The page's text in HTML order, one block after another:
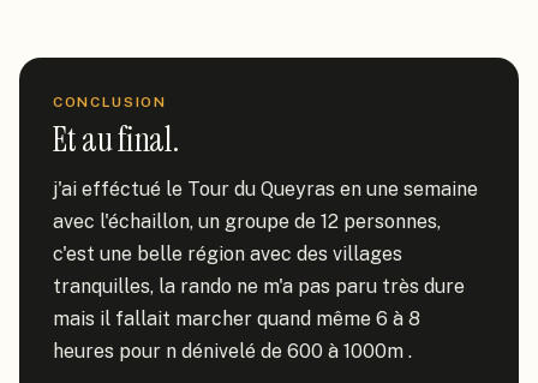
CONCLUSION
Et au final.
j'ai efféctué le Tour du Queyras en une semaine
avec l'échaillon, un groupe de 12 personnes,
c'est une belle région avec des villages
tranquilles, la rando ne m'a pas paru très dure
mais il fallait marcher quand même 6 à 8
heures pour n dénivelé de 600 à 1000m .